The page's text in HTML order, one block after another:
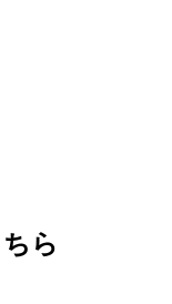
ら